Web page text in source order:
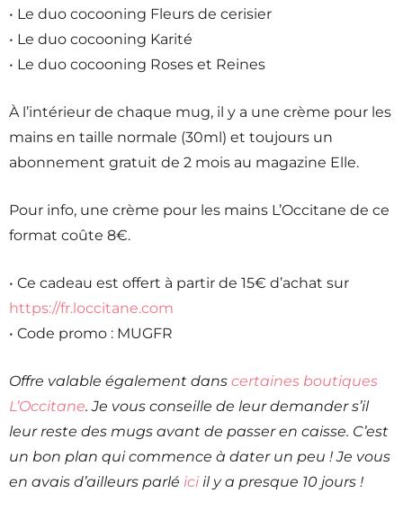
• Le duo cocooning Fleurs de cerisier
• Le duo cocooning Karité
• Le duo cocooning Roses et Reines
À l’intérieur de chaque mug, il y a une crème pour les
mains en taille normale (30ml) et toujours un
abonnement gratuit de 2 mois au magazine Elle.
Pour info, une crème pour les mains L’Occitane de ce
format coûte 8€.
• Ce cadeau est offert à partir de 15€ d’achat sur
https://fr.loccitane.com
• Code promo : MUGFR
Offre valable également dans certaines boutiques
L’Occitane. Je vous conseille de leur demander s’il
leur reste des mugs avant de passer en caisse. C’est
un bon plan qui commence à dater un peu ! Je vous
en avais d’ailleurs parlé iciil y a presque 10 jours !